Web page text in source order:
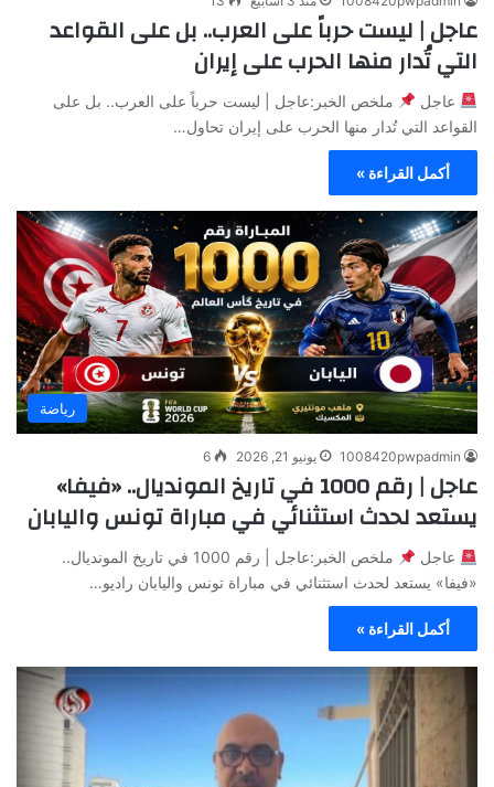
عاجل | ليست حرباً على العرب.. بل على القواعد
التي تُدار منها الحرب على إيران
عاجل
ملخص الخبر:عاجل | ليست حرباً على العرب.. بل على
القواعد التي تُدار منها الحرب على إيران تحاول…
أكمل القراءة »
رياضة
1008420pwpadmin يونيو 21, 2026 6
عاجل | رقم 1000 في تاريخ المونديال.. «فيفا»
يستعد لحدث استثنائي في مباراة تونس واليابان
عاجل
ملخص الخبر:عاجل | رقم 1000 في تاريخ المونديال..
«فيفا» يستعد لحدث استثنائي في مباراة تونس واليابان راديو…
أكمل القراءة »